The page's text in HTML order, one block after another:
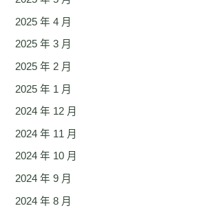
2025 年 4 月
2025 年 3 月
2025 年 2 月
2025 年 1 月
2024 年 12 月
2024 年 11 月
2024 年 10 月
2024 年 9 月
2024 年 8 月